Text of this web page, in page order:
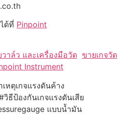
ด้ที่ Pinpoint
าล์ว และเครื่องมือวัด ขายเกจวัด
Instrument
หตุเกจแรงดันค้าง
ธีป้องกันเกจแรงดันเสีย
แบบน้ำมัน